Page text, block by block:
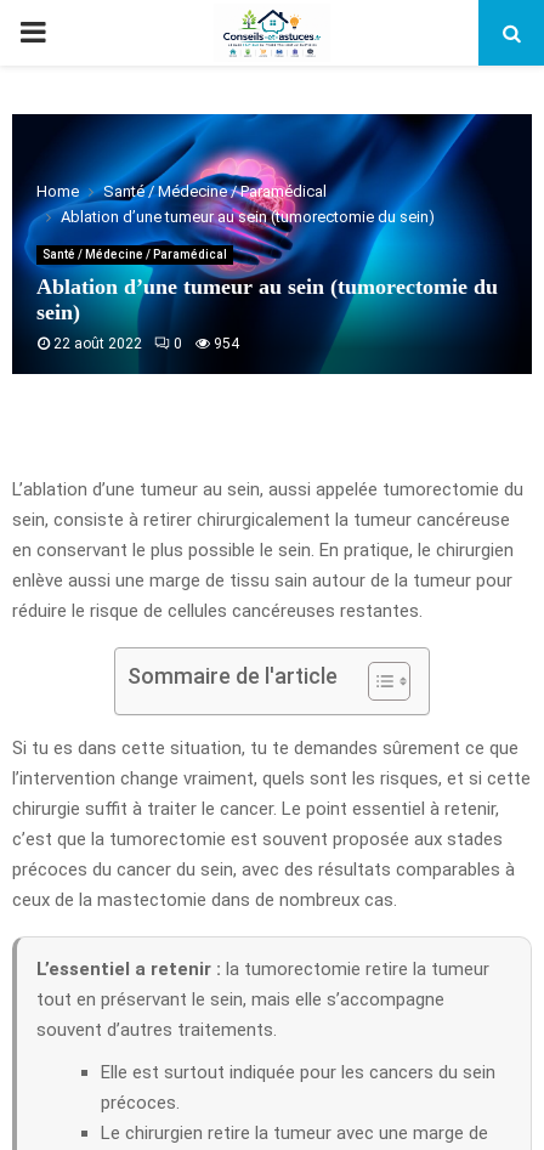
PRIMARY
Home
Santé / Médecine / Paramédical
Ablation d’une tumeur au sein (tumorectomie du sein)
Santé / Médecine / Paramédical
Ablation d’une tumeur au sein (tumorectomie du
sein)
22 août 2022 0 954
L’ablation d’une tumeur au sein, aussi appelée tumorectomie du
sein, consiste à retirer chirurgicalement la tumeur cancéreuse
en conservant le plus possible le sein. En pratique, le chirurgien
enlève aussi une marge de tissu sain autour de la tumeur pour
réduire le risque de cellules cancéreuses restantes.
Sommaire de l'article
Si tu es dans cette situation, tu te demandes sûrement ce que
l’intervention change vraiment, quels sont les risques, et si cette
chirurgie suffit à traiter le cancer. Le point essentiel à retenir,
c’est que la tumorectomie est souvent proposée aux stades
précoces du cancer du sein, avec des résultats comparables à
ceux de la mastectomie dans de nombreux cas.
L’essentiel a retenir : la tumorectomie retire la tumeur
tout en préservant le sein, mais elle s’accompagne
souvent d’autres traitements.
Elle est surtout indiquée pour les cancers du sein
précoces.
Le chirurgien retire la tumeur avec une marge de